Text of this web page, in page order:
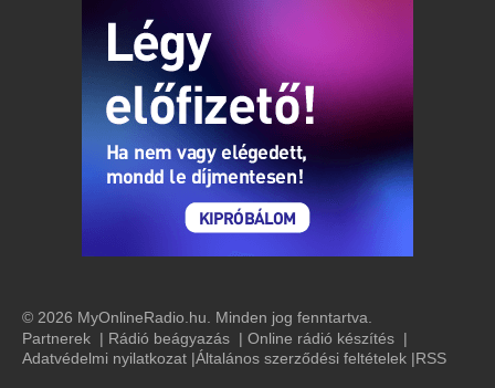
© 2026 MyOnlineRadio.hu. Minden jog fenntartva.
Partnerek | Rádió beágyazás | Online rádió készítés |
Adatvédelmi nyilatkozat |Általános szerződési feltételek |RSS